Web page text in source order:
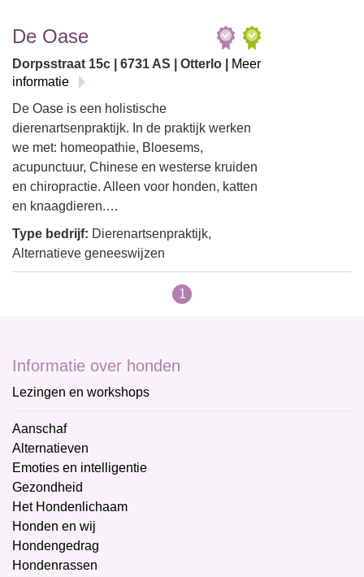
De Oase
Dorpsstraat 15c | 6731 AS | Otterlo |
Meer
informatie
De Oase is een holistische
dierenartsenpraktijk. In de praktijk werken
we met: homeopathie, Bloesems,
acupunctuur, Chinese en westerse kruiden
en chiropractie. Alleen voor honden, katten
en knaagdieren.…
Type bedrijf: Dierenartsenpraktijk,
Alternatieve geneeswijzen
1
Informatie over honden
Lezingen en workshops
Aanschaf
Alternatieven
Emoties en intelligentie
Gezondheid
Het Hondenlichaam
Honden en wij
Hondengedrag
Hondenrassen